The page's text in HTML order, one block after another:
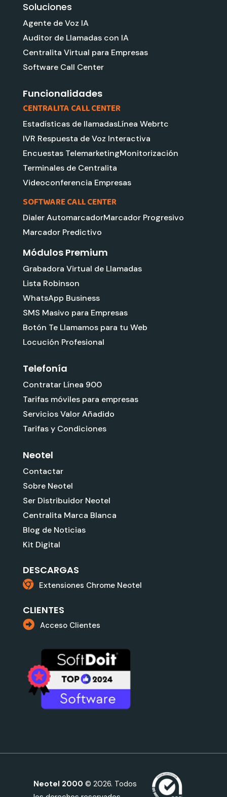
n
k
e
d
i
n
u
t
u
b
e
g
l
e
a
g
Soluciones
Agente de Voz IA
Auditor de Llamadas con IA
Centralita Virtual para Empresas
Software Call Center
Funcionalidades
CENTRALITA CALL CENTER
Estadísticas de llamadasLínea Webrtc
IVR Respuesta de Voz Interactiva
Encuestas TelemarketingMonitorización
Terminales de Centralita
Videoconferencia Empresas
SOFTWARE CALL CENTER
Dialer AutomarcadorMarcador Progresivo
Marcador Predictivo
Módulos Premium
Grabadora Virtual de Llamadas
Lista Robinson
WhatsApp Business
SMS Masivo para Empresas
Botón Te Llamamos para tu Web
Locución Profesional
Telefonía
Contratar Línea 900
Tarifas móviles para empresas
Servicios Valor Añadido
Tarifas y Condiciones
Neotel
Contactar
Sobre Neotel
Ser Distribuidor Neotel
Centralita Marca Blanca
Blog de Noticias
Kit Digital
DESCARGAS
Extensiones Chrome Neotel
CLIENTES
Acceso Clientes
Neotel 2000 © 2026. Todos